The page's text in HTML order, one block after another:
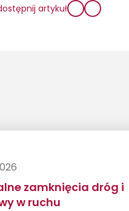
artykuł
zamknięcia dróg i
w ruchu